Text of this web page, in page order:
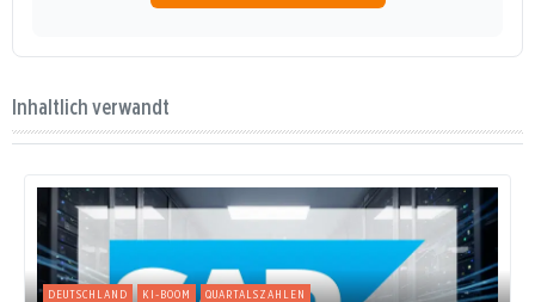
Inhaltlich verwandt
DEUTSCHLAND KI-BOOM QUARTALSZAHLEN